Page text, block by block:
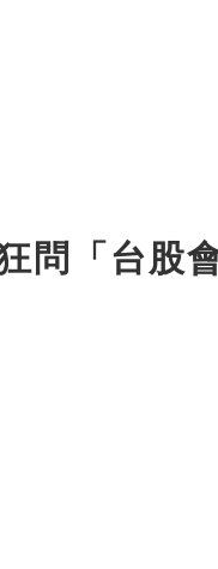
問「台股